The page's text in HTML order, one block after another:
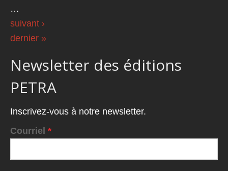
…
suivant ›
dernier »
Newsletter des éditions
PETRA
Inscrivez-vous à notre newsletter.
Courriel *